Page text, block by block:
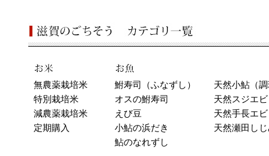
無農薬栽培米
特別栽培米
減農薬栽培米
定期購入
鮒寿司（ふなずし）
オスの鮒寿司
えび豆
小鮎の浜だき
鮎のなれずし
天然小鮎（
天然スジエ
天然手長エ
天然瀬田し